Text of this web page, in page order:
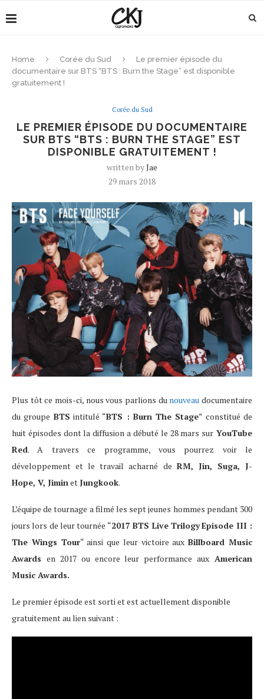
Home Corée du Sud
Le premier épisode du
documentaire sur BTS “BTS : Burn the Stage” est disponible
gratuitement !
Corée du Sud
LE PREMIER ÉPISODE DU DOCUMENTAIRE
SUR BTS “BTS : BURN THE STAGE” EST
DISPONIBLE GRATUITEMENT !
written byJae
29 mars 2018
Plus tôt ce mois-ci, nous vous parlions dunouveau documentaire
du groupe BTS intitulé “BTS : Burn The Stage” constitué de
huit épisodes dont la diffusion a débuté le 28 mars sur YouTube
Red. A travers ce programme, vous pourrez voir le
développement et le travail acharné de RM, Jin, Suga, J-
Hope, V, Jiminet Jungkook.
L’équipe de tournage a filmé les sept jeunes hommes pendant 300
jours lors de leur tournée “2017 BTS Live TrilogyEpisode III :
The Wings Tour“ ainsi que leur victoire auxBillboard Music
Awards en 2017 ou encore leur performance aux American
Music Awards.
Le premier épisode est sorti et est actuellement disponible
gratuitement au lien suivant :